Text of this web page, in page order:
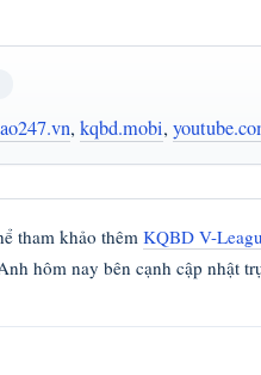
, kqbd.mobi,
tham khảo thêm KQBD V-
hôm nay bên cạnh cập nhật